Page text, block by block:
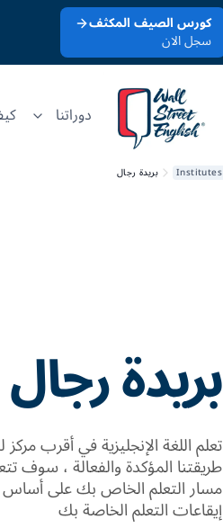
كورس الصيف المكثف
سجل الان
دوراتنا
Institutes بريدة رجال
بريدة رجال
تعلم اللغة الإنجليزية في أقرب
طريقتنا المؤكدة والفعالة ، سوف
مسار التعلم الخاص بك على أساس
إيقاعات التعلم الخاصة بك